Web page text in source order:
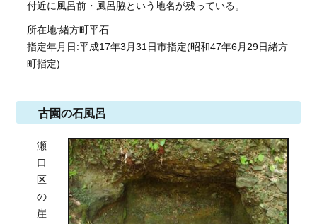
付近に風呂前・風呂脇という地名が残っている。
所在地:緒方町平石
指定年月日:平成17年3月31日市指定(昭和47年6月29日緒方
町指定)
古園の石風呂
瀬
口
区
の
崖